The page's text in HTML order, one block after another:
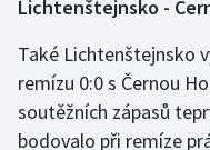
Plážový volejbal
Ragby
Lichtenštejnsko -
Také Lichtenštejnsko
remízu 0:0 s Černou
soutěžních zápasů
bodovalo při remíze